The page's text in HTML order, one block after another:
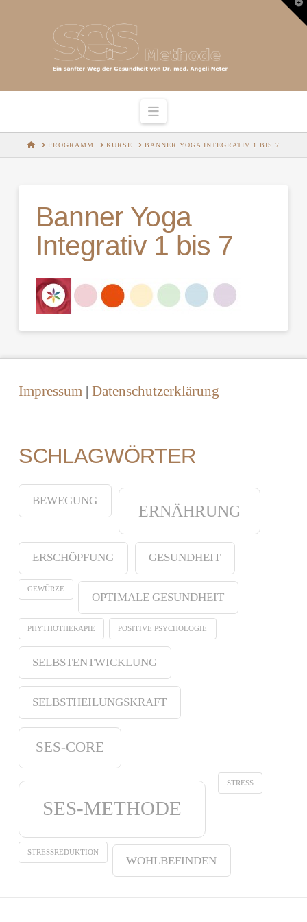
Navigation
HOMEPROGRAMM KURSE BANNER YOGA INTEGRATIV 1 BIS 7
Banner Yoga
Integrativ 1 bis 7
Impressum | Datenschutzerklärung
SCHLAGWÖRTER
BEWEGUNG
ERNÄHRUNG
ERSCHÖPFUNG GESUNDHEIT
GEWÜRZE
OPTIMALE GESUNDHEIT
PHYTHOTHERAPIE POSITIVE PSYCHOLOGIE
SELBSTENTWICKLUNG
SELBSTHEILUNGSKRAFT
SES-CORE
SES-METHODE
STRESS
STRESSREDUKTION
WOHLBEFINDEN